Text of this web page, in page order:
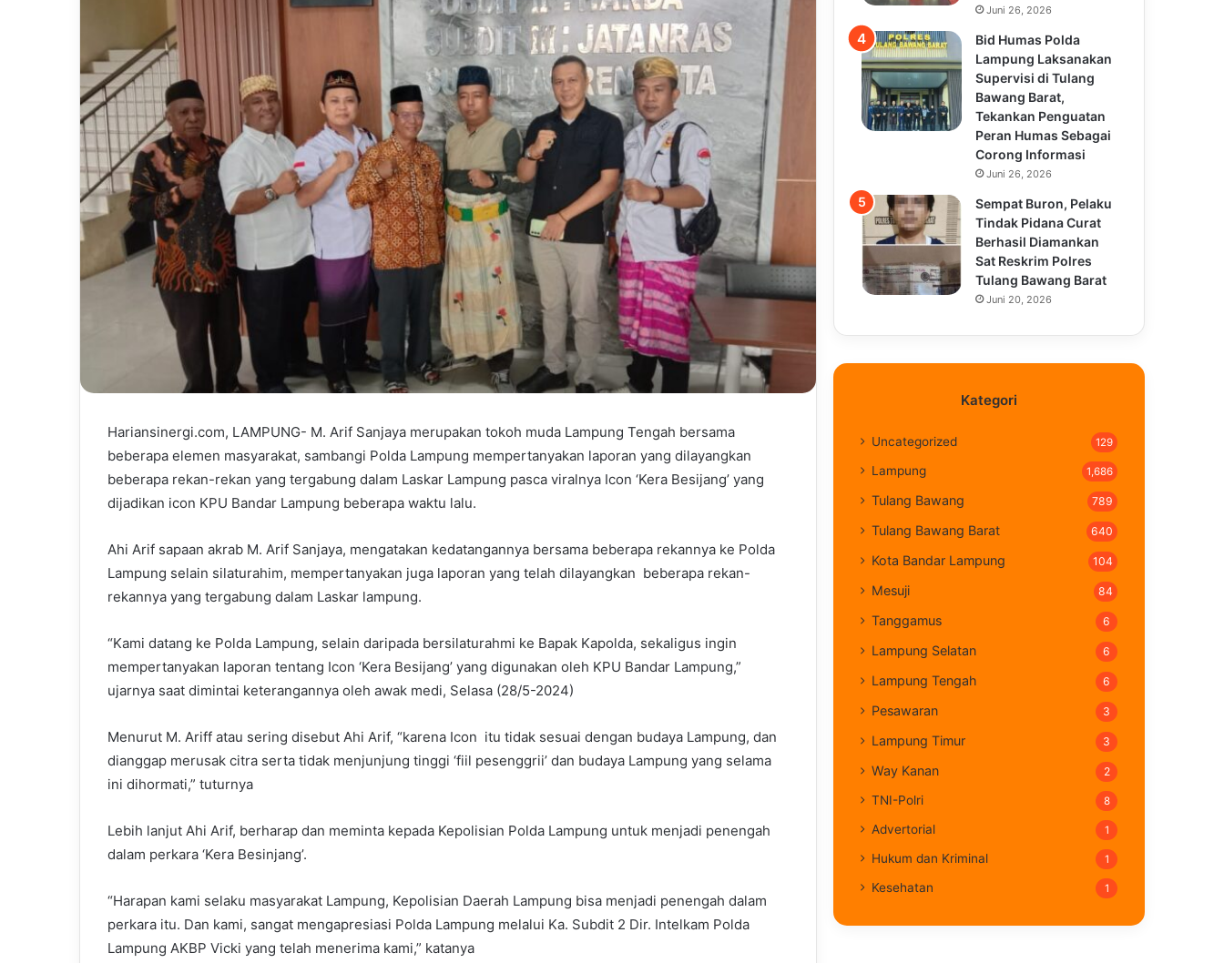
Hariansinergi.com, LAMPUNG- M. Arif Sanjaya merupakan tokoh muda Lampung Tengah bersama
beberapa elemen masyarakat, sambangi Polda Lampung mempertanyakan laporan yang dilayangkan
beberapa rekan-rekan yang tergabung dalam Laskar Lampung pasca viralnya Icon ‘Kera Besijang’ yang
dijadikan icon KPU Bandar Lampung beberapa waktu lalu.
Ahi Arif sapaan akrab M. Arif Sanjaya, mengatakan kedatangannya bersama beberapa rekannya ke Polda
Lampung selain silaturahim, mempertanyakan juga laporan yang telah dilayangkan beberapa rekan-
rekannya yang tergabung dalam Laskar lampung.
“Kami datang ke Polda Lampung, selain daripada bersilaturahmi ke Bapak Kapolda, sekaligus ingin
mempertanyakan laporan tentang Icon ‘Kera Besijang’ yang digunakan oleh KPU Bandar Lampung,”
ujarnya saat dimintai keterangannya oleh awak medi, Selasa (28/5-2024)
Menurut M. Ariff atau sering disebut Ahi Arif, “karena Icon itu tidak sesuai dengan budaya Lampung, dan
dianggap merusak citra serta tidak menjunjung tinggi ‘fiil pesenggrii’ dan budaya Lampung yang selama
ini dihormati,” tuturnya
Lebih lanjut Ahi Arif, berharap dan meminta kepada Kepolisian Polda Lampung untuk menjadi penengah
dalam perkara ‘Kera Besinjang’.
“Harapan kami selaku masyarakat Lampung, Kepolisian Daerah Lampung bisa menjadi penengah dalam
perkara itu. Dan kami, sangat mengapresiasi Polda Lampung melalui Ka. Subdit 2 Dir. Intelkam Polda
Lampung AKBP Vicki yang telah menerima kami,” katanya
Juni 26, 2026
Bid Humas Polda
Lampung Laksanakan
Supervisi di Tulang
Bawang Barat,
Tekankan Penguatan
Peran Humas Sebagai
Corong Informasi
Juni 26, 2026
Sempat Buron, Pelaku
Tindak Pidana Curat
Berhasil Diamankan
Sat Reskrim Polres
Tulang Bawang Barat
Juni 20, 2026
Kategori
Uncategorized 129
Lampung 1,686
Tulang Bawang 789
Tulang Bawang Barat 640
Kota Bandar Lampung 104
Mesuji 84
Tanggamus 6
Lampung Selatan 6
Lampung Tengah 6
Pesawaran 3
Lampung Timur 3
Way Kanan 2
TNI-Polri 8
Advertorial 1
Hukum dan Kriminal 1
Kesehatan 1